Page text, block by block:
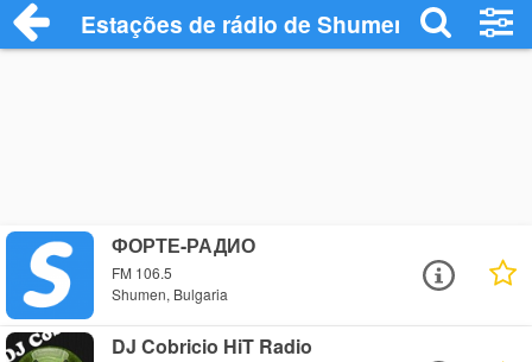
Estações de rádio de Shumen - Ouça
ФОРТЕ-РАДИО
FM 106.5
Shumen, Bulgaria
DJ Cobricio HiT Radio